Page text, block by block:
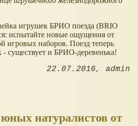
игрушек БРИО поезда (BRIO
испытайте новые ощущения от
игровых наборов. Поезд теперь
- существует и БРИО-деревенька!
22.07.2016 admin
натуралистов от